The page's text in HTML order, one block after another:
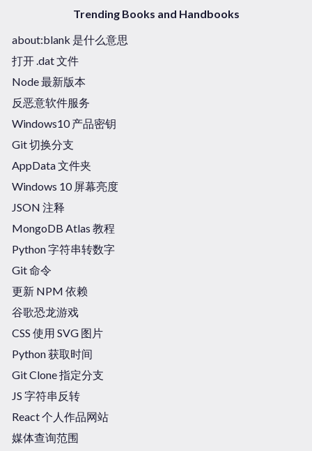
Trending Books and Handbooks
about:blank 是什么意思
打开 .dat 文件
Node 最新版本
反恶意软件服务
Windows10 产品密钥
Git 切换分支
AppData 文件夹
Windows 10 屏幕亮度
JSON 注释
MongoDB Atlas 教程
Python 字符串转数字
Git 命令
更新 NPM 依赖
谷歌恐龙游戏
CSS 使用 SVG 图片
Python 获取时间
Git Clone 指定分支
JS 字符串反转
React 个人作品网站
媒体查询范围